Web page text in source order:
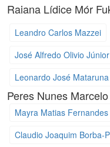
Raiana Lídice Mór
Leandro Carlos Mazzei
José Alfredo Olivio Júnior
Leonardo José
Peres Nunes
Mayra Matias Fernandes
Claudio Joaquim Borba-